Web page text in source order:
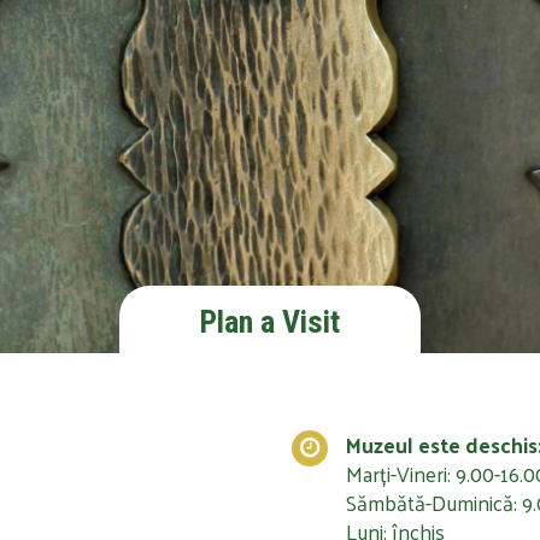
Plan a Visit
Muzeul este
Marți-Vineri: 9.00-
Sămbătă-Duminică:
Luni: închis